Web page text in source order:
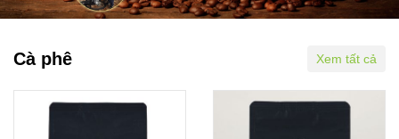
Cà phê Xem tất cả